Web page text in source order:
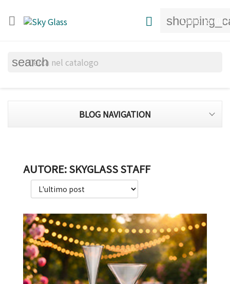
 Carrello(0)

search
BLOG NAVIGATION
AUTORE: SKYGLASS STAFF